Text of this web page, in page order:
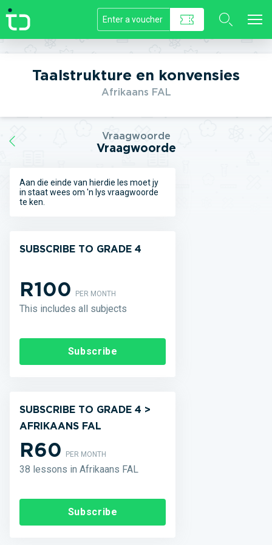
//]]>
Taalstrukture en konvensies
Afrikaans FAL
Vraagwoorde
Vraagwoorde
Aan die einde van hierdie les moet jy
in staat wees om 'n lys vraagwoorde
te ken.
SUBSCRIBE TO GRADE 4
R100PER MONTH
This includes all subjects
Subscribe
SUBSCRIBE TO GRADE 4 >
AFRIKAANS FAL
R60PER MONTH
38 lessons in Afrikaans FAL
Subscribe